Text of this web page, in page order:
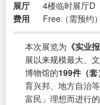
展厅
4楼临时展厅D ​​​​
费用
Free（需预约）
本次展览为 《实业
展以来规模最大、
博物馆的199件（套
育兴邦、地方自治
富民」理想而进行